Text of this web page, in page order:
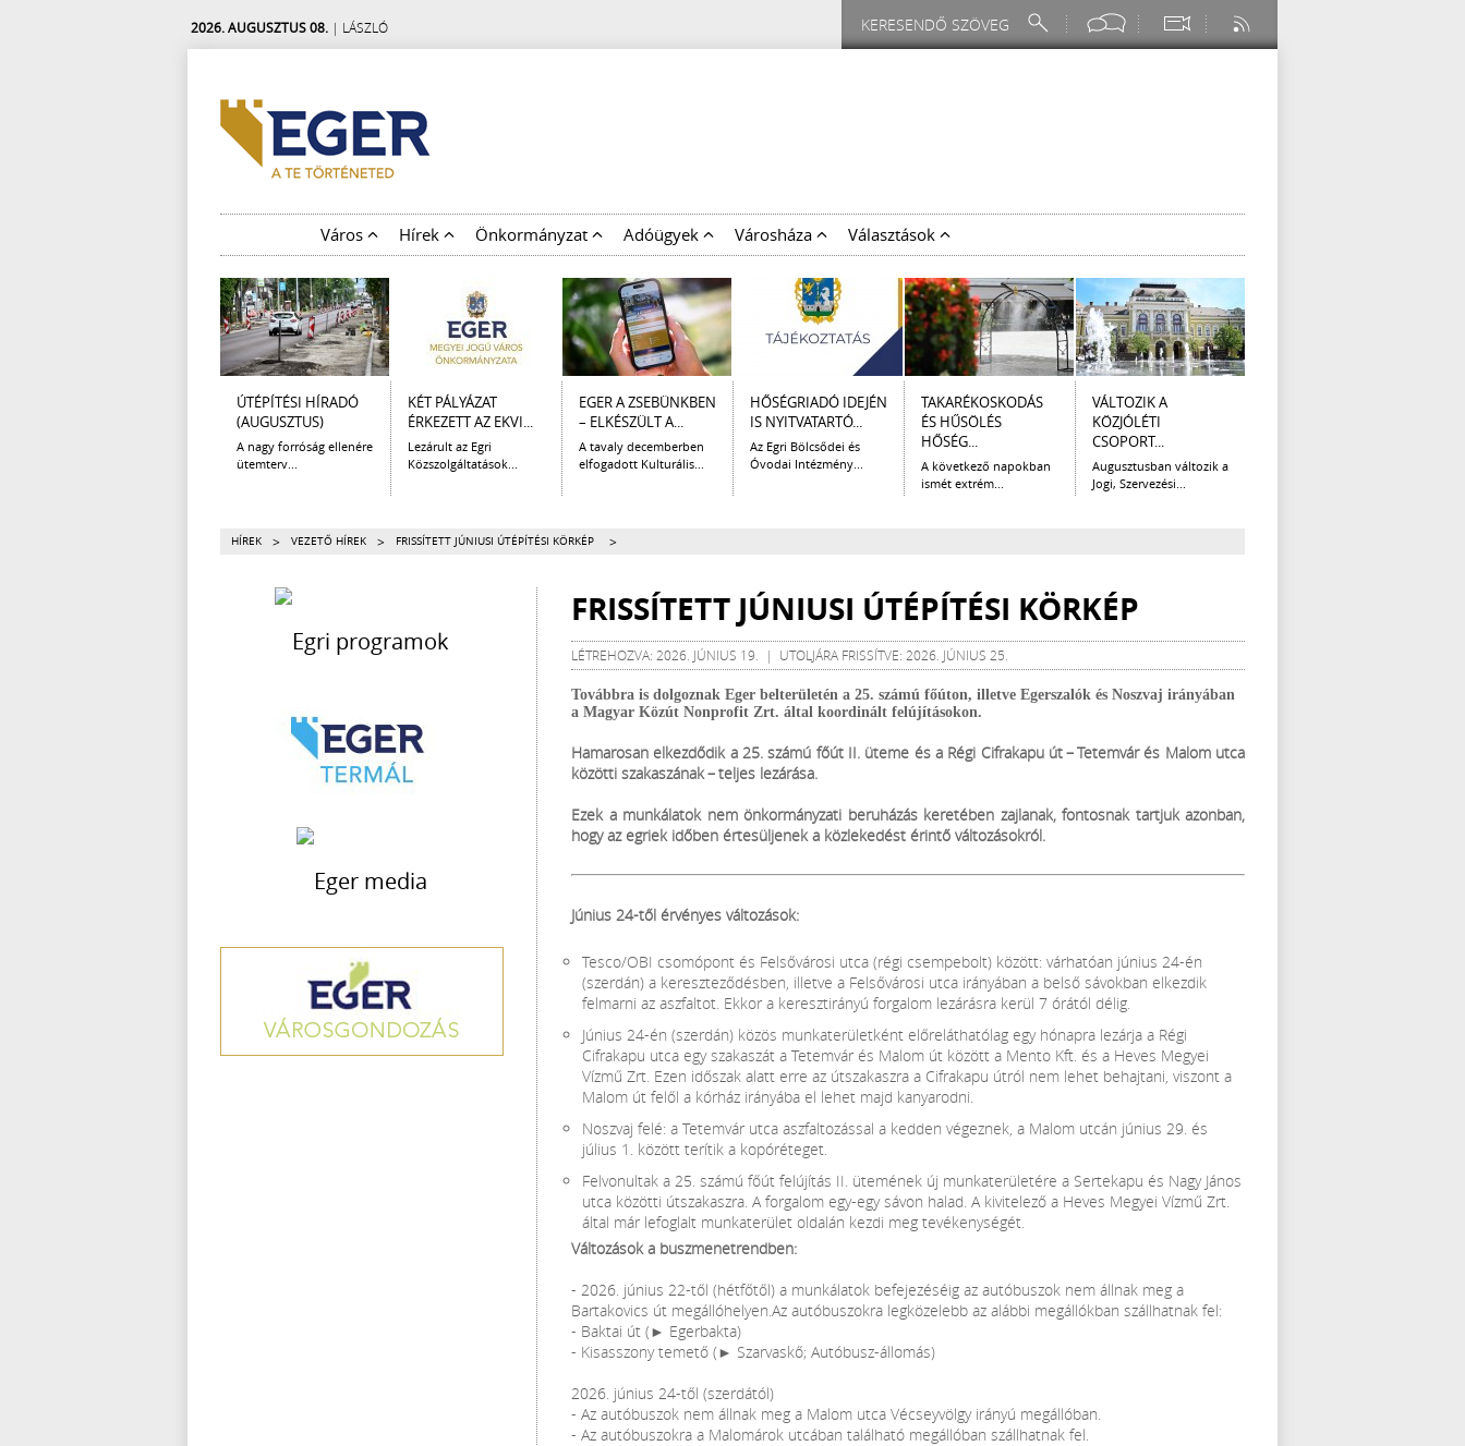
2026. AUGUSZTUS 08. | LÁSZLÓ
Város Hírek Önkormányzat Adóügyek Városháza Választások
ÚTÉPÍTÉSI HÍRADÓ
(AUGUSZTUS)
A nagy forróság ellenére
ütemterv...
KÉT PÁLYÁZAT
ÉRKEZETT AZ EKVI...
Lezárult az Egri
Közszolgáltatások...
EGER A ZSEBÜNKBEN
– ELKÉSZÜLT A...
A tavaly decemberben
elfogadott Kulturális...
HŐSÉGRIADÓ IDEJÉN
IS NYITVATARTÓ...
Az Egri Bölcsődei és
Óvodai Intézmény...
TAKARÉKOSKODÁS
ÉS HŰSÖLÉS
HŐSÉG...
A következő napokban
ismét extrém...
VÁLTOZIK A
KÖZJÓLÉTI
CSOPORT...
Augusztusban változik a
Jogi, Szervezési...
HÍREK > VEZETŐ HÍREK > FRISSÍTETT JÚNIUSI ÚTÉPÍTÉSI KÖRKÉP >
FRISSÍTETT JÚNIUSI ÚTÉPÍTÉSI KÖRKÉP
LÉTREHOZVA: 2026. JÚNIUS 19. | UTOLJÁRA FRISSÍTVE: 2026. JÚNIUS 25.
Továbbra is dolgoznak Eger belterületén a 25. számú főúton, illetve Egerszalók és Noszvaj irányában
a Magyar Közút Nonprofit Zrt. által koordinált felújításokon.
Hamarosan elkezdődik a 25. számú főút II. üteme és a Régi Cifrakapu út – Tetemvár és Malom utca
közötti szakaszának – teljes lezárása.
Ezek a munkálatok nem önkormányzati beruházás keretében zajlanak, fontosnak tartjuk azonban,
hogy az egriek időben értesüljenek a közlekedést érintő változásokról.
Június 24-től érvényes változások:
Tesco/OBI csomópont és Felsővárosi utca (régi csempebolt) között: várhatóan június 24-én
(szerdán) a kereszteződésben, illetve a Felsővárosi utca irányában a belső sávokban elkezdik
felmarni az aszfaltot. Ekkor a keresztirányú forgalom lezárásra kerül 7 órától délig.
Június 24-én (szerdán) közös munkaterületként előreláthatólag egy hónapra lezárja a Régi
Cifrakapu utca egy szakaszát a Tetemvár és Malom út között a Mento Kft. és a Heves Megyei
Vízmű Zrt. Ezen időszak alatt erre az útszakaszra a Cifrakapu útról nem lehet behajtani, viszont a
Malom út felől a kórház irányába el lehet majd kanyarodni.
Noszvaj felé: a Tetemvár utca aszfaltozással a kedden végeznek, a Malom utcán június 29. és
július 1. között terítik a kopóréteget.
Felvonultak a 25. számú főút felújítás II. ütemének új munkaterületére a Sertekapu és Nagy János
utca közötti útszakaszra. A forgalom egy-egy sávon halad. A kivitelező a Heves Megyei Vízmű Zrt.
által már lefoglalt munkaterület oldalán kezdi meg tevékenységét.
Változások a buszmenetrendben:
- 2026. június 22-től (hétfőtől) a munkálatok befejezéséig az autóbuszok nem állnak meg a
Bartakovics út megállóhelyen.Az autóbuszokra legközelebb az alábbi megállókban szállhatnak fel:
- Baktai út (► Egerbakta)
- Kisasszony temető (► Szarvaskő; Autóbusz-állomás)
2026. június 24-től (szerdától)
- Az autóbuszok nem állnak meg a Malom utca Vécseyvölgy irányú megállóban.
- Az autóbuszokra a Malomárok utcában található megállóban szállhatnak fel.